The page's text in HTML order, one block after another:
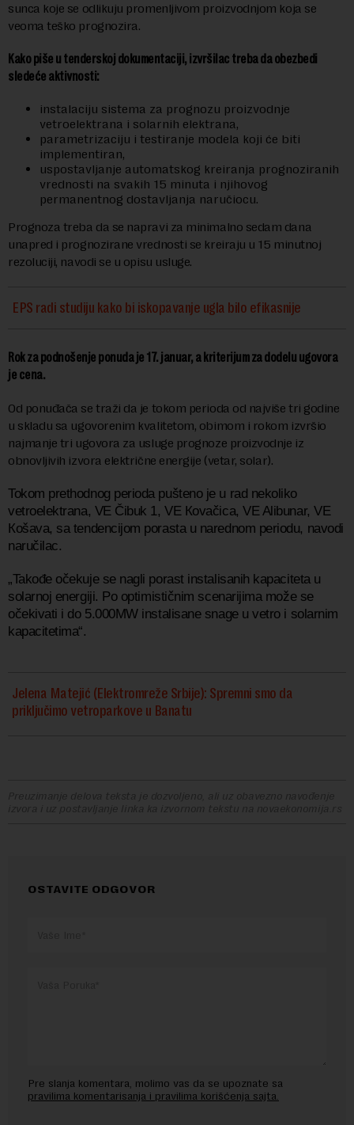
sunca koje se odlikuju promenljivom proizvodnjom koja se
veoma teško prognozira.
Kako piše u tenderskoj dokumentaciji, izvršilac treba da obezbedi
sledeće aktivnosti:
instalaciju sistema za prognozu proizvodnje
vetroelektrana i solarnih elektrana,
parametrizaciju i testiranje modela koji će biti
implementiran,
uspostavljanje automatskog kreiranja prognoziranih
vrednosti na svakih 15 minuta i njihovog
permanentnog dostavljanja naručiocu.
Prognoza treba da se napravi za minimalno sedam dana
unapred i prognozirane vrednosti se kreiraju u 15 minutnoj
rezoluciji, navodi se u opisu usluge.
EPS radi studiju kako bi iskopavanje ugla bilo efikasnije
Rok za podnošenje ponuda je 17. januar, a kriterijum za dodelu ugovora
je cena.
Od ponuđača se traži da je tokom perioda od najviše tri godine
u skladu sa ugovorenim kvalitetom, obimom i rokom izvršio
najmanje tri ugovora za usluge prognoze proizvodnje iz
obnovljivih izvora električne energije (vetar, solar).
Tokom prethodnog perioda pušteno je u rad nekoliko
vetroelektrana, VE Čibuk 1, VE Кovačica, VE Alibunar, VE
Кošava, sa tendencijom porasta u narednom periodu, navodi
naručilac.
„Takođe očekuje se nagli porast instalisanih kapaciteta u
solarnoj energiji. Po optimističnim scenarijima može se
očekivati i do 5.000MW instalisane snage u vetro i solarnim
kapacitetima“.
Jelena Matejić (Elektromreže Srbije): Spremni smo da
priključimo vetroparkove u Banatu
Preuzimanje delova teksta je dozvoljeno, ali uz obavezno navođenje
izvora i uz postavljanje linka ka izvornom tekstu na novaekonomija.rs
OSTAVITE ODGOVOR
Pre slanja komentara, molimo vas da se upoznate sa
pravilima komentarisanja i pravilima korišćenja sajta.